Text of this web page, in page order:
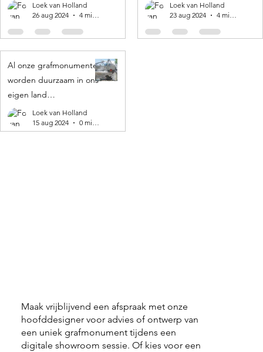
Loek van Holland
26 aug 2024
4 minuten om te lezen
Loek van Holland
23 aug 2024
4 minuten om te lezen
Al onze grafmonumenten
worden duurzaam in ons
eigen land
geproduceerd! 🌍
Loek van Holland
15 aug 2024
0 minuten om te lezen
Maak vrijblijvend een afspraak met onze
hoofddesigner voor advies of ontwerp van
een uniek grafmonument tijdens een
digitale showroom sessie. Of kies voor een